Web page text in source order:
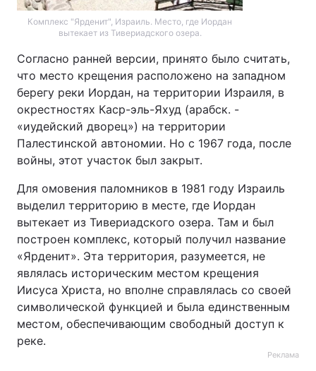
Комплекс "Ярденит", Израиль. Место, где Иордан
вытекает из Тивериадского озера.
Согласно ранней версии, принято было считать,
что место крещения расположено на западном
берегу реки Иордан, на территории Израиля, в
окрестностях Каср-эль-Яхуд (арабск. -
«иудейский дворец») на территории
Палестинской автономии. Но с 1967 года, после
войны, этот участок был закрыт.
Для омовения паломников в 1981 году Израиль
выделил территорию в месте, где Иордан
вытекает из Тивериадского озера. Там и был
построен комплекс, который получил название
«Ярденит». Эта территория, разумеется, не
являлась историческим местом крещения
Иисуса Христа, но вполне справлялась со своей
символической функцией и была единственным
местом, обеспечивающим свободный доступ к
реке.
Реклама